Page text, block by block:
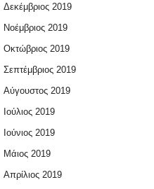
Δεκέμβριος 2019
Νοέμβριος 2019
Οκτώβριος 2019
Σεπτέμβριος 2019
Αύγουστος 2019
Ιούλιος 2019
Ιούνιος 2019
Μάιος 2019
Απρίλιος 2019